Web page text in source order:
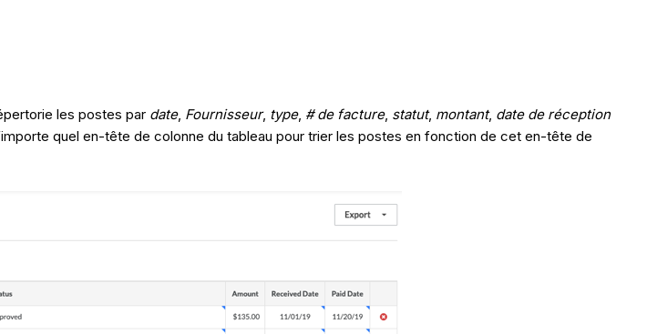
les postes par date, Fournisseur, type, # de facture, statut, montant, date de réception
quel en-tête de colonne du tableau pour trier les postes en fonction de cet en-tête de